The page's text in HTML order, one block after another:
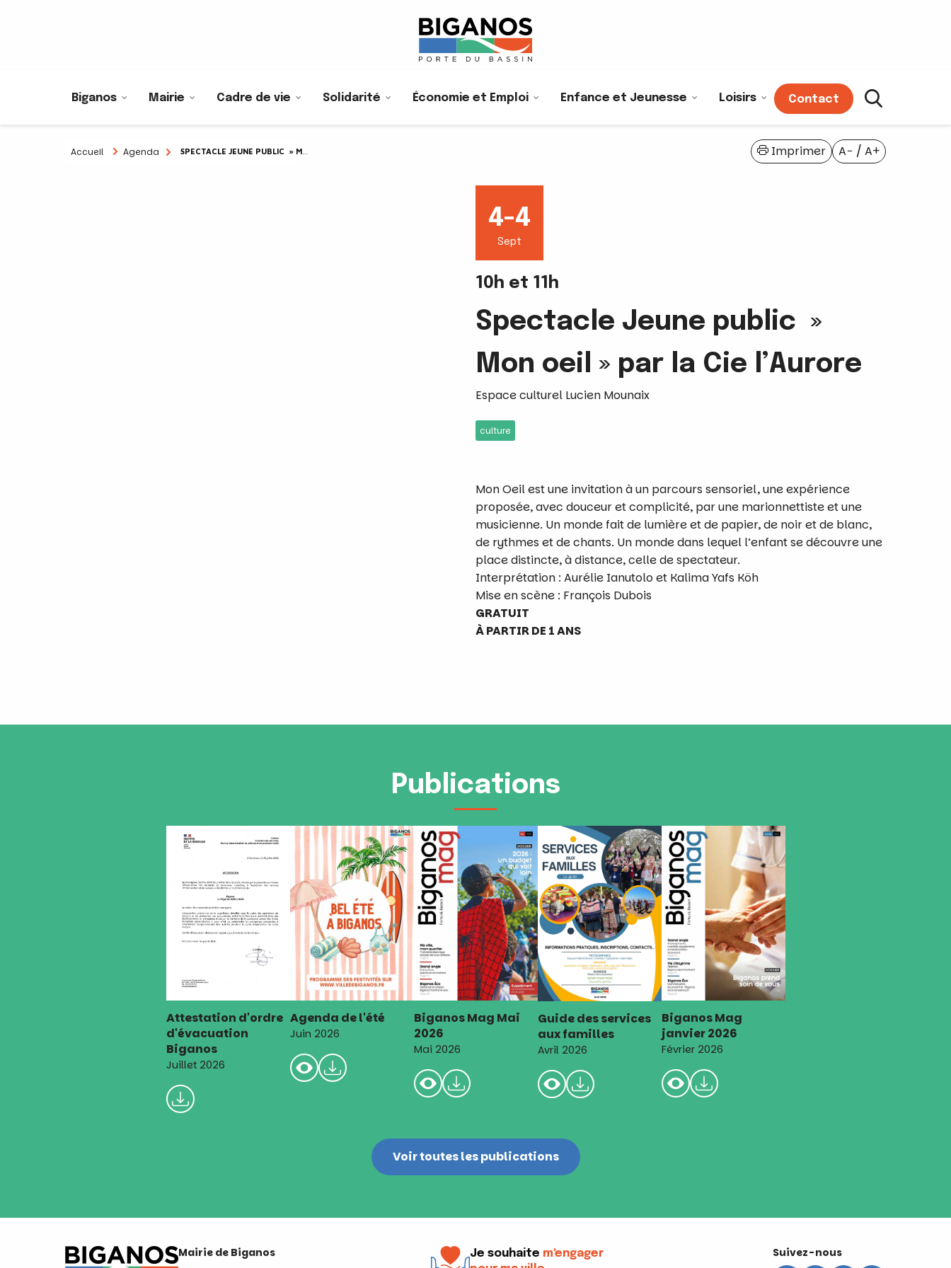
Biganos Mairie Cadre de vie Solidarité Économie et Emploi Enfance et Jeunesse Loisirs Contact
Accueil Agenda SPECTACLE JEUNE PUBLIC » MON OEIL » PAR LA CIE L’AURORE A− / A+
Imprimer
4-4
Sept
10h et 11h
Spectacle Jeune public »
Mon oeil » par la Cie l’Aurore
Espace culturel Lucien Mounaix
culture
Mon Oeil est une invitation à un parcours sensoriel, une expérience
proposée, avec douceur et complicité, par une marionnettiste et une
musicienne. Un monde fait de lumière et de papier, de noir et de blanc,
de rythmes et de chants. Un monde dans lequel l’enfant se découvre une
place distincte, à distance, celle de spectateur.
Interprétation : Aurélie Ianutolo et Kalima Yafs Köh
Mise en scène : François Dubois
GRATUIT
À PARTIR DE 1 ANS
Publications
Attestation d'ordre
d'évacuation
Biganos
Juillet 2026
Agenda de l'été
Juin 2026
Biganos Mag Mai
2026
Mai 2026
Guide des services
aux familles
Avril 2026
Biganos Mag
janvier 2026
Février 2026
Voir toutes les publications
Mairie de Biganos
Je souhaite m'engager
Suivez-nous